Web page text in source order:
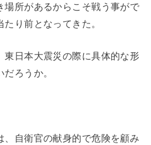
場所があるからこそ戦う事がで
り前となってきた。
東日本大震災の際に具体的な形
ろうか。
、自衛官の献身的で危険を顧み